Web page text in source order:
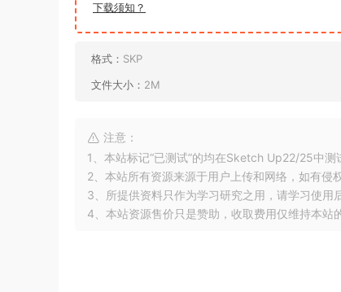
下载须知？
格式： SKP
文件大小： 2M
注意：
1、本站标记“已测试”的均在Sketch Up22/25中测
2、本站所有资源来源于用户上传和网络，如有侵
3、所提供资料只作为学习研究之用，请学习使用
4、本站资源售价只是赞助，收取费用仅维持本站